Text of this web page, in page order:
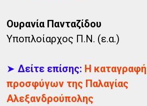
Ουρανία Πανταζίδου
Υποπλοίαρχος Π.Ν. (ε.α.)
➤ Δείτε επίσης: Η
προσφύγων της Παλαγίας
Αλεξανδρούπολης